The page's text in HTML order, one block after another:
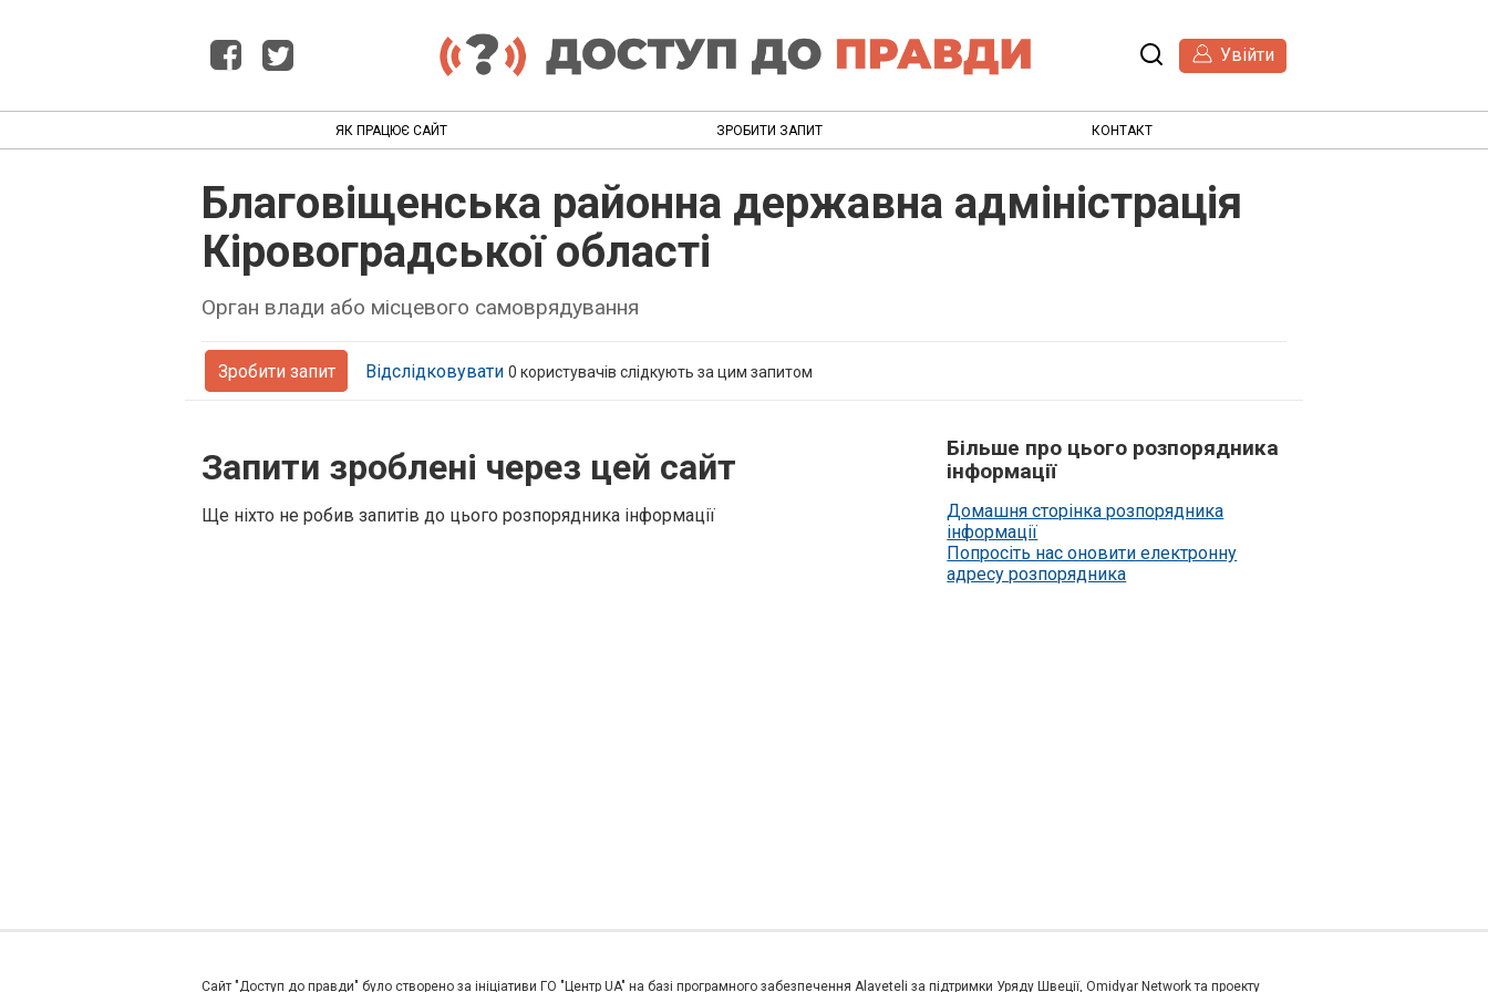
Увійти
ЯК ПРАЦЮЄ САЙТ ЗРОБИТИ ЗАПИТ КОНТАКТ
Благовіщенська районна державна адміністрація
Кіровоградської області
Орган влади або місцевого самоврядування
Зробити запит Відслідковувати 0 користувачів слідкують за цим запитом
Запити зроблені через цей сайт
Ще ніхто не робив запитів до цього розпорядника інформації
Більше про цього розпорядника
інформації
Домашня сторінка розпорядника
інформації
Попросіть нас оновити електронну
адресу розпорядника
Сайт "Доступ до правди" було створено за ініціативи ГО "Центр UA" на базі програмного забезпечення Alaveteli за підтримки Уряду Швеції, Omidyar Network та проекту